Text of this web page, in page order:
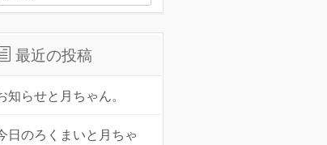
最近の投稿
知らせと月ちゃん。
日のろくまいと月ちゃ